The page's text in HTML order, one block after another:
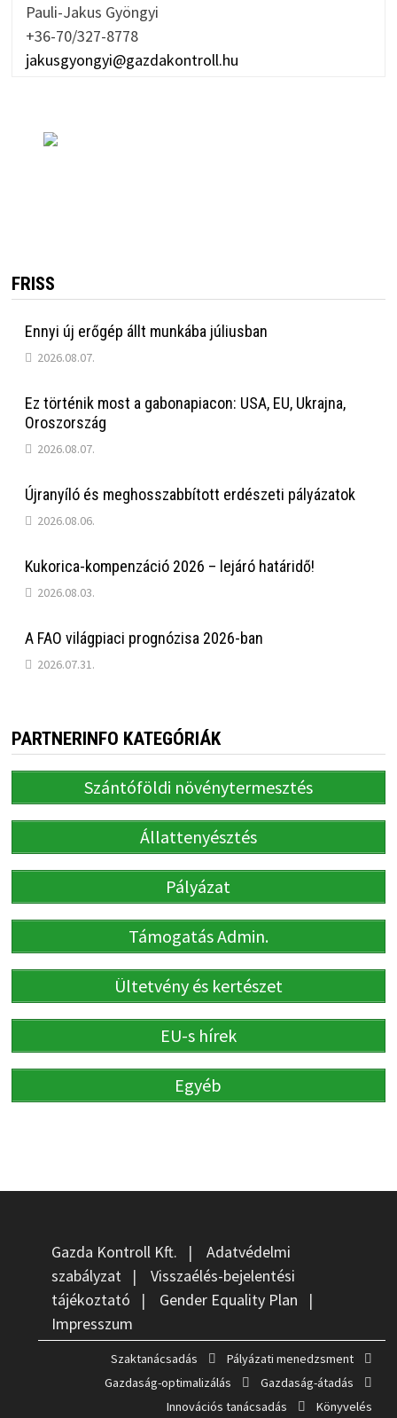
Pauli-Jakus Gyöngyi
+36-70/327-8778
jakusgyongyi@gazdakontroll.hu
FRISS
Ennyi új erőgép állt munkába júliusban
2026.08.07.
Ez történik most a gabonapiacon: USA, EU, Ukrajna,
Oroszország
2026.08.07.
Újranyíló és meghosszabbított erdészeti pályázatok
2026.08.06.
Kukorica-kompenzáció 2026 – lejáró határidő!
2026.08.03.
A FAO világpiaci prognózisa 2026-ban
2026.07.31.
PARTNERINFO KATEGÓRIÁK
Szántóföldi növénytermesztés
Állattenyésztés
Pályázat
Támogatás Admin.
Ültetvény és kertészet
EU-s hírek
Egyéb
Gazda Kontroll Kft. | Adatvédelmi
szabályzat| Visszaélés-bejelentési
tájékoztató | Gender Equality Plan |
Impresszum
Szaktanácsadás
Pályázati menedzsment
Gazdaság-optimalizálás
Gazdaság-átadás
Innovációs tanácsadás
Könyvelés